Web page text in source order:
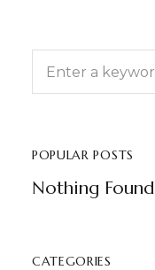
POPULAR POSTS
Nothing Found
CATEGORIES